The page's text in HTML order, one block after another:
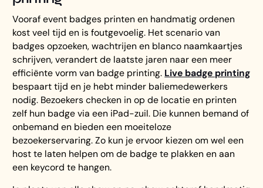
Vooraf event badges printen en handmatig ordenen
kost veel tijd en is foutgevoelig. Het scenario van
badges opzoeken, wachtrijen en blanco naamkaartjes
schrijven, verandert de laatste jaren naar een meer
efficiënte vorm van badge printing. Live badge printing
bespaart tijd en je hebt minder baliemedewerkers
nodig. Bezoekers checken in op de locatie en printen
zelf hun badge via een iPad-zuil. Die kunnen bemand of
onbemand en bieden een moeiteloze
bezoekerservaring. Zo kun je ervoor kiezen om wel een
host te laten helpen om de badge te plakken en aan
een keycord te hangen.